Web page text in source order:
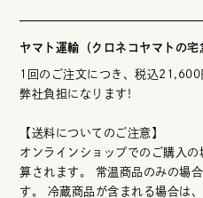
ヤマト運輸（クロネコヤマトの宅
1回のご注文につき、税込
弊社負担になります!
【送料についてのご注意】
オンラインショップでのご購入
算されます。 常温商品のみの場
す。 冷蔵商品が含まれる場合は